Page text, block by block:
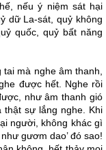
nếu ý niệm sát hại
dữ La-sát, quỷ không
quốc, quỷ bất năng
mà nghe âm thanh,
được hết. Nghe rồi
như âm thanh gió
thật sự lắng nghe. Khi
người, không khác gì
gươm dao’ đó sao!